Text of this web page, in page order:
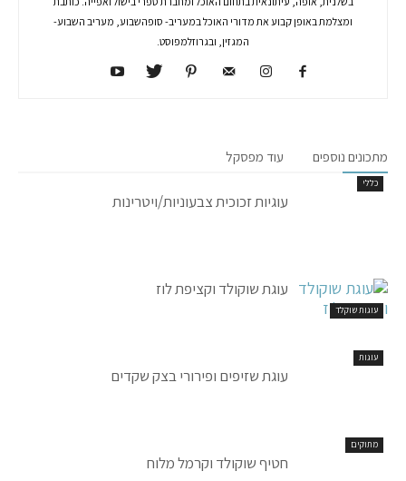
ומצלמת באופן קבוע את מדורי האוכל במעריב- סופהשבוע, מעריב השבוע-
המגזין, ובגרוזלמפוסט.
מתכונים נוספים עוד מפסקל
כללי
עוגיות זכוכית צבעוניות/ויטרינות
עוגות שוקלד
עוגת שוקולד וקציפת לוז
עוגות
עוגת שזיפים ופירורי בצק שקדים
מתוקים
חטיף שוקולד וקרמל מלוח